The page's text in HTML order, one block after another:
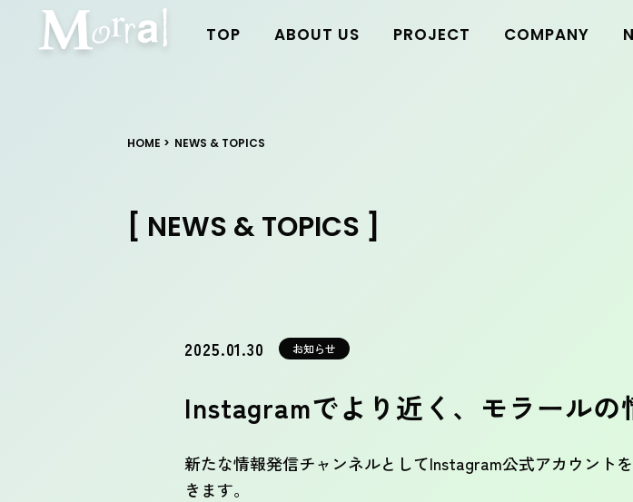
TOP ABOUT US PROJECT COMPANY
HOME NEWS & TOPICS
[ NEWS & TOPICS ]
2025.01.30 お知らせ
Instagramでより近く、モラールの
新たな情報発信チャンネルとしてInstagram公式アカウント
きます。